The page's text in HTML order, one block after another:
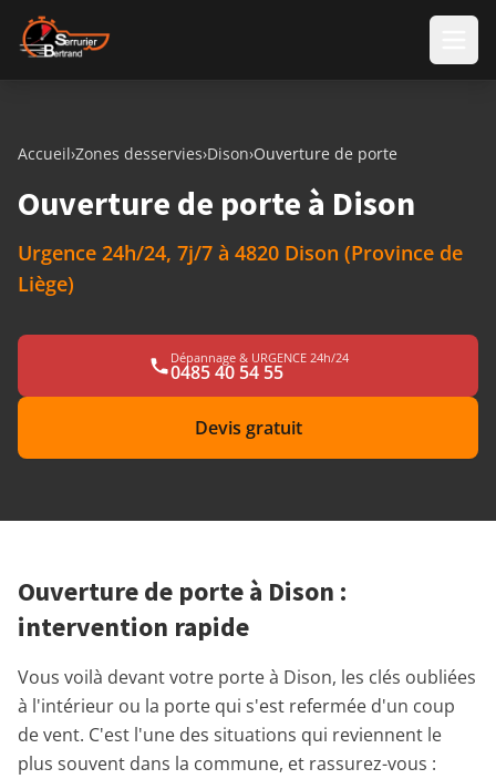
Aller au contenu
Accueil›Zones desservies›Dison›Ouverture de porte
Ouverture de porte à Dison
Urgence 24h/24, 7j/7 à 4820 Dison (Province de
Liège)
Dépannage & URGENCE 24h/24
0485 40 54 55
Devis gratuit
Ouverture de porte à Dison :
intervention rapide
Vous voilà devant votre porte à Dison, les clés oubliées
à l'intérieur ou la porte qui s'est refermée d'un coup
de vent. C'est l'une des situations qui reviennent le
plus souvent dans la commune, et rassurez-vous :